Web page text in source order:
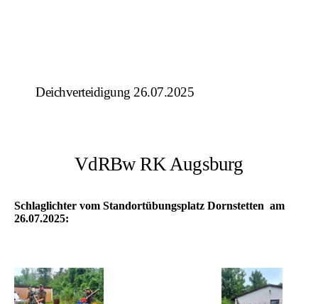
Deichverteidigung 26.07.2025
VdRBw RK Augsburg
Schlaglichter vom Standortübungsplatz Dornstetten am
26.07.2025: